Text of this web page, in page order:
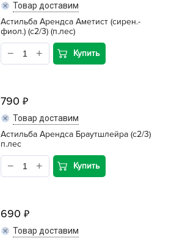
Товар доставим
Астильба Арендса Аметист (сирен.-
фиол.) (с2/3) (п.лес)
Купить
790
Товар доставим
Астильба Арендса Браутшлейра (с2/3)
п.лес
Купить
690
Товар доставим